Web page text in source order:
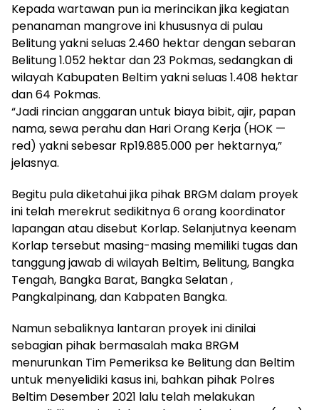
Kepada wartawan pun ia merincikan jika kegiatan
penanaman mangrove ini khususnya di pulau
Belitung yakni seluas 2.460 hektar dengan sebaran
Belitung 1.052 hektar dan 23 Pokmas, sedangkan di
wilayah Kabupaten Beltim yakni seluas 1.408 hektar
dan 64 Pokmas.
“Jadi rincian anggaran untuk biaya bibit, ajir, papan
nama, sewa perahu dan Hari Orang Kerja (HOK —
red) yakni sebesar Rp19.885.000 per hektarnya,”
jelasnya.
Begitu pula diketahui jika pihak BRGM dalam proyek
ini telah merekrut sedikitnya 6 orang koordinator
lapangan atau disebut Korlap. Selanjutnya keenam
Korlap tersebut masing-masing memiliki tugas dan
tanggung jawab di wilayah Beltim, Belitung, Bangka
Tengah, Bangka Barat, Bangka Selatan ,
Pangkalpinang, dan Kabpaten Bangka.
Namun sebaliknya lantaran proyek ini dinilai
sebagian pihak bermasalah maka BRGM
menurunkan Tim Pemeriksa ke Belitung dan Beltim
untuk menyelidiki kasus ini, bahkan pihak Polres
Beltim Desember 2021 lalu telah melakukan